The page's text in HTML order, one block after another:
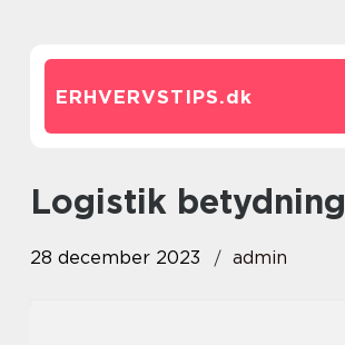
ERHVERVSTIPS.dk
logistik betydning
28 december 2023 admin